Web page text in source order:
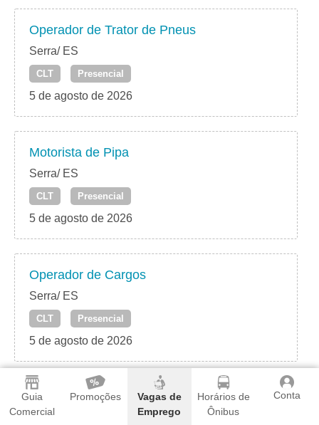
Guia
Comercial
Promoções
Vagas de
Emprego
Horários de
Ônibus
Conta
Operador de Trator de Pneus
Serra/ ES
CLT Presencial
5 de agosto de 2026
Motorista de Pipa
Serra/ ES
CLT Presencial
5 de agosto de 2026
Operador de Cargos
Serra/ ES
CLT Presencial
5 de agosto de 2026
Operador de Acabadora
Serra/ ES